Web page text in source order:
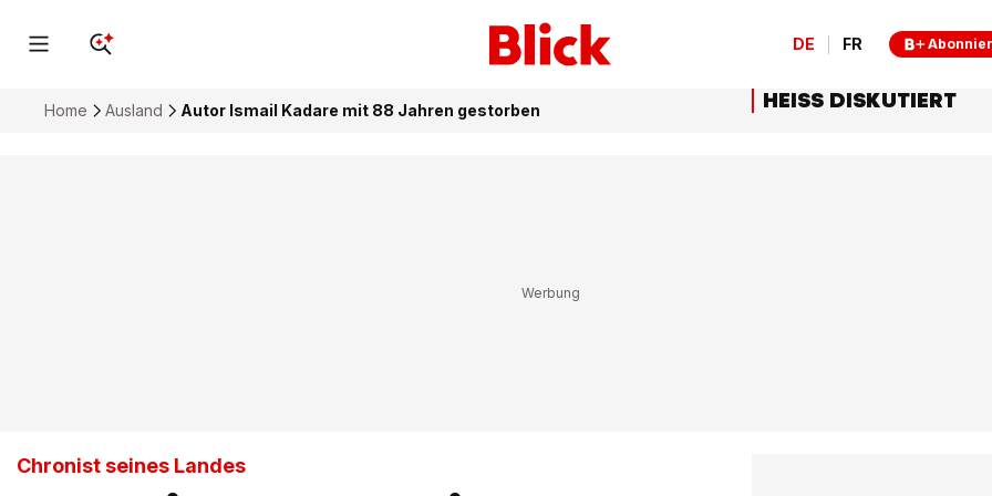
DE FR
Home Ausland Autor Ismail Kadare mit 88 Jahren gestorben
Chronist seines Landes
HEISS DISKUTIERT